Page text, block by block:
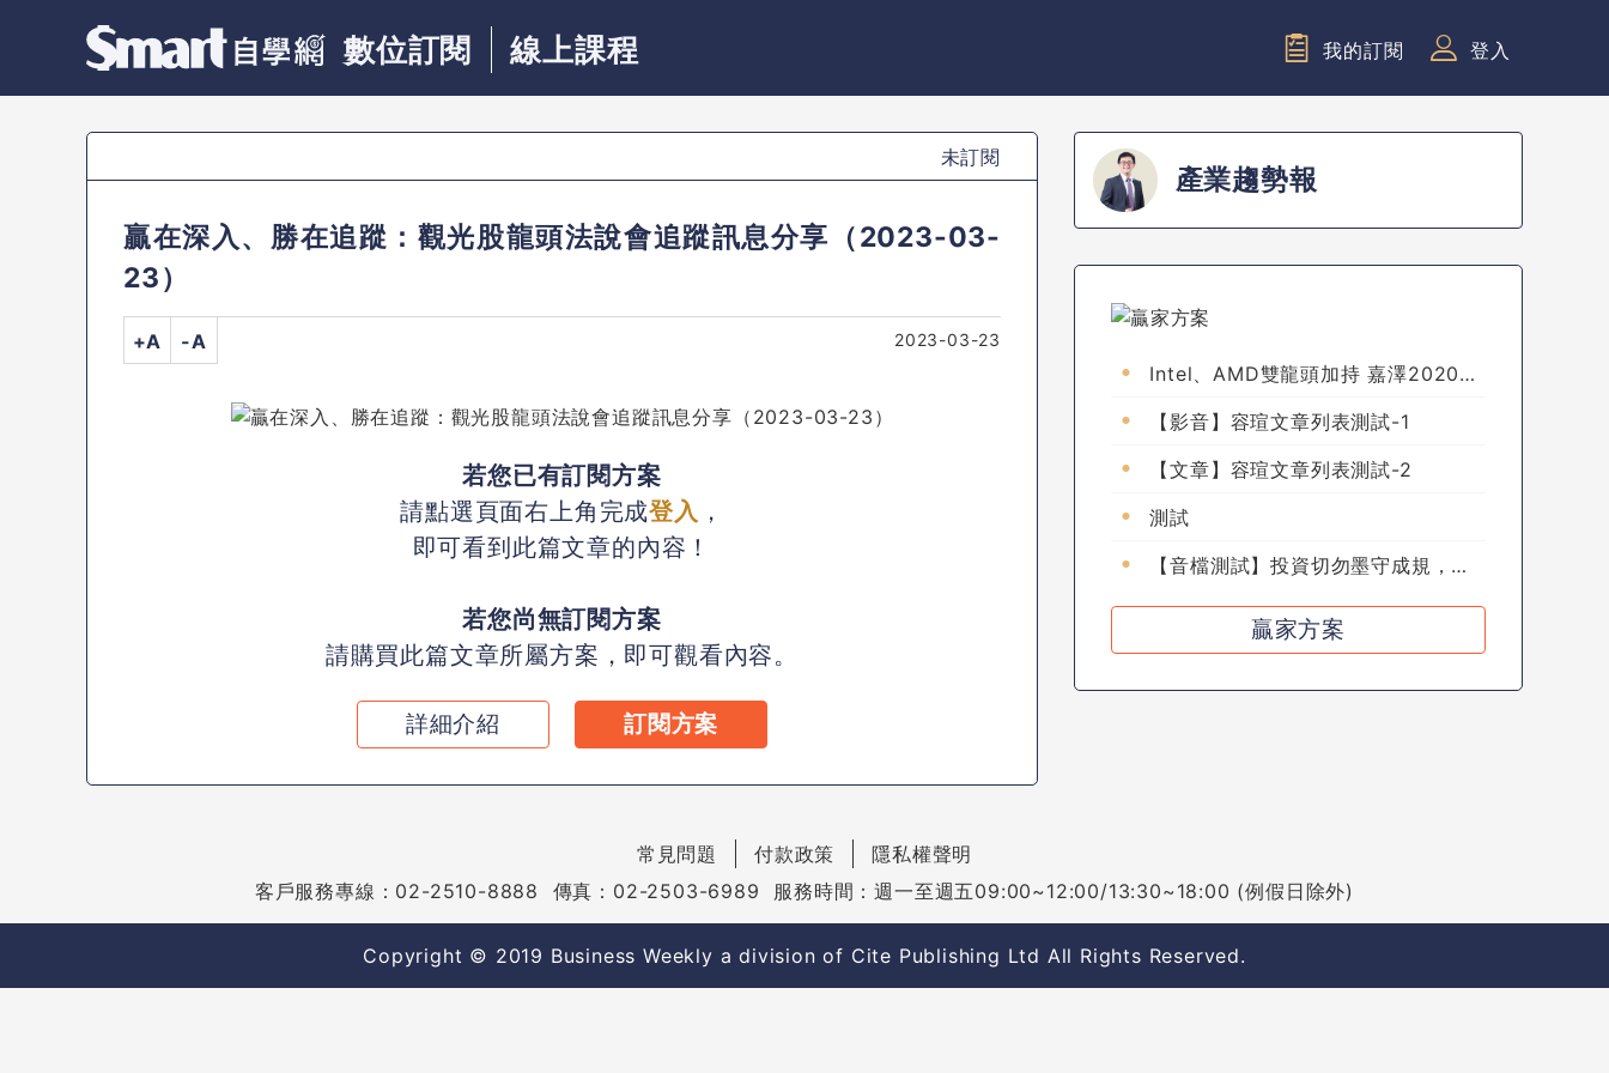
數位訂閱 線上課程 我的訂閱 登入
未訂閱
贏在深入、勝在追蹤：觀光股龍頭法說會追蹤訊息分享（2023-03-
23）
+A -A 2023-03-23
若您已有訂閱方案
請點選頁面右上角完成登入 ，
即可看到此篇文章的內容！
若您尚無訂閱方案
請購買此篇文章所屬方案，即可觀看內容。
詳細介紹 訂閱方案
產業趨勢報
Intel、AMD雙龍頭加持 嘉澤2020年
【影音】容瑄文章列表測試-1
【文章】容瑄文章列表測試-2
測試
【音檔測試】投資切勿墨守成規，具
贏家方案
常見問題 付款政策
隱私權聲明
客戶服務專線：02-2510-8888 傳真：02-2503-6989 服務時間：週一至週五09:00~12:00/13:30~18:00 (例假日除外)
Copyright © 2019 Business Weekly a division of Cite Publishing Ltd All Rights Reserved.